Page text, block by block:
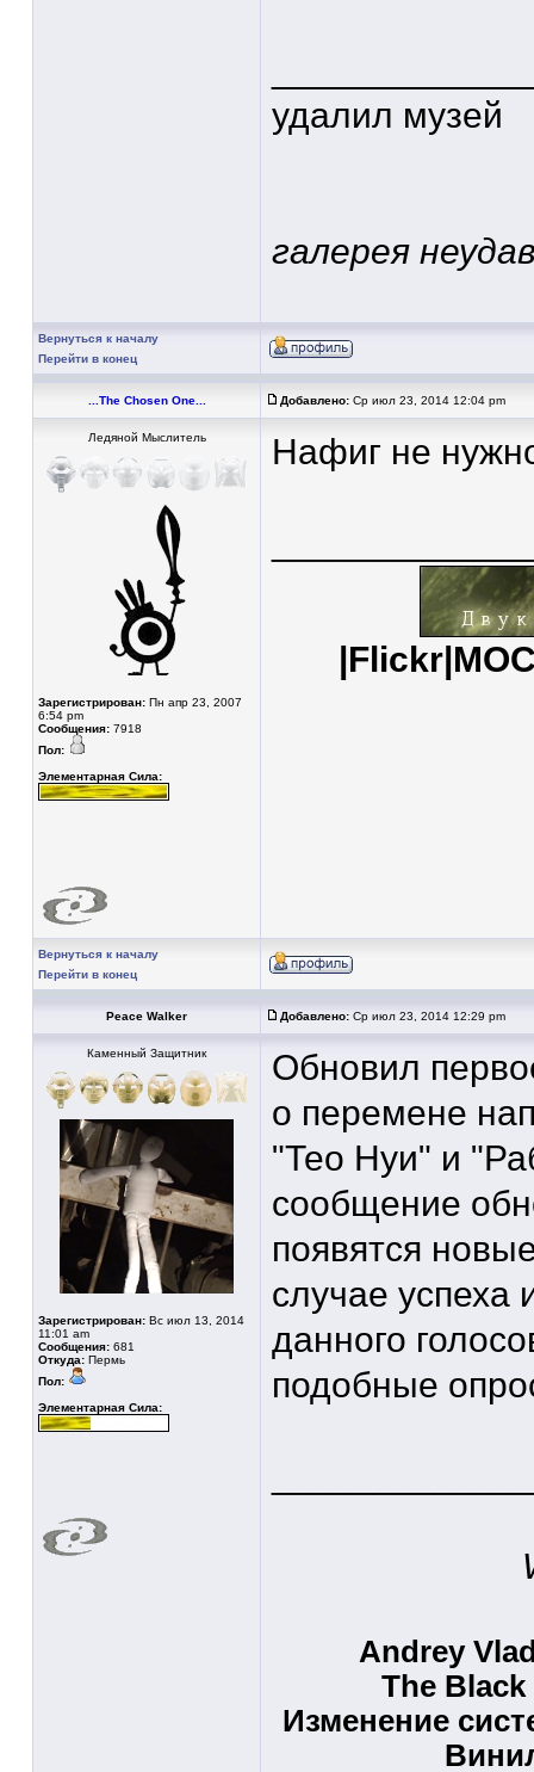
удалил музей
галерея
Вернуться к началу
Перейти в конец
...The Chosen One... Добавлено: Ср июл 23, 2014 12:04 pm
Ледяной Мыслитель
Зарегистрирован: Пн апр 23, 2007
6:54 pm
Сообщения: 7918
Пол:
Элементарная Сила:
Нафиг не
|Flickr|
Вернуться к началу
Перейти в конец
Peace Walker Добавлено: Ср июл 23, 2014 12:29 pm
Каменный Защитник
Зарегистрирован: Вс июл 13, 2014
11:01 am
Сообщения: 681
Откуда: Пермь
Пол:
Элементарная Сила:
Обновил
о перемене
"Тео Нуи" и
сообщение
появятся
случае
данного
подобные
Andrey
The Black
Изменение